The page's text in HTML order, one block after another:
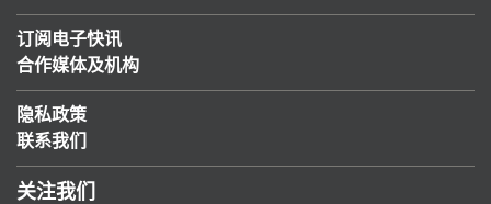
订阅电子快讯
合作媒体及机构
隐私政策
联系我们
关注我们